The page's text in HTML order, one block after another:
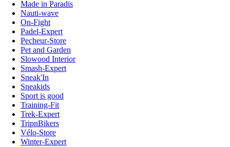
Made in Paradis
Nauti-wave
On-Fight
Padel-Expert
Pecheur-Store
Pet and Garden
Slowood Interior
Smash-Expert
Sneak'In
Sneakids
Sport is good
Training-Fit
Trek-Expert
TripnBikers
Vélo-Store
Winter-Expert